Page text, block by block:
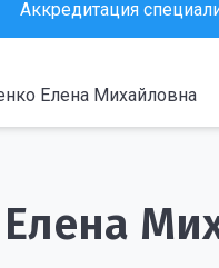
Аккредитация
Елена Михайловна